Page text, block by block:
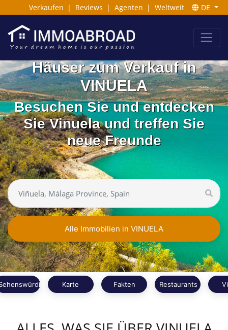
Verkaufen | Reviews | Agenten | Weltweit DE
Häuser zum Verkauf in
VINUELA
Besuchen Sie und entdecken
Sie Vinuela und treffen Sie
neue Freunde
Alle Immobilien in VINUELA
Karte Fakten Restaurants